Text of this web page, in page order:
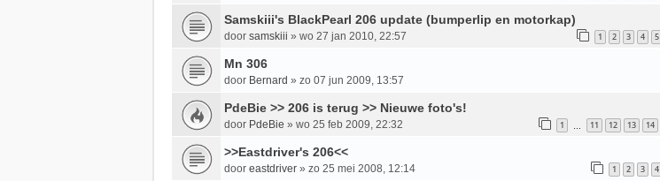
Samskiii's BlackPearl 206 update (bumperlip en motorkap)
door samskiii » wo 27 jan 2010, 22:57 1 2 3 4 5
Mn 306
door Bernard » zo 07 jun 2009, 13:57
PdeBie >> 206 is terug >> Nieuwe foto's!
door PdeBie » wo 25 feb 2009, 22:32 1 … 11 12 13 14
>>Eastdriver's 206<<
door eastdriver » zo 25 mei 2008, 12:14 1 2 3 4